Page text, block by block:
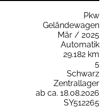
Pkw
Geländewagen
Mär / 2025
Automatik
29.182 km
5
Schwarz
Zentrallager
ab ca. 18.08.2026
SY512265